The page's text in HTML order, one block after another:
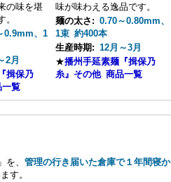
の味を堪
。
0.9mm、1
2月
揖保乃
覧
味が味わえる逸品です。
麺の太さ: 0.70～0.80mm、
1束 約400本
生産時期: 12月～3月
★播州手延素麺『揖保乃
糸』その他 商品一覧
、 管理の行き届いた倉庫で１年間寝か
す。